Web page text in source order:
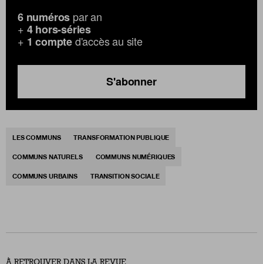
6 numéros par an
+ 4 hors-séries
+ 1 compted'accès au site
S'abonner
LES COMMUNS TRANSFORMATION PUBLIQUE
COMMUNS NATURELS COMMUNS NUMÉRIQUES
COMMUNS URBAINS TRANSITION SOCIALE
À RETROUVER DANS LA REVUE